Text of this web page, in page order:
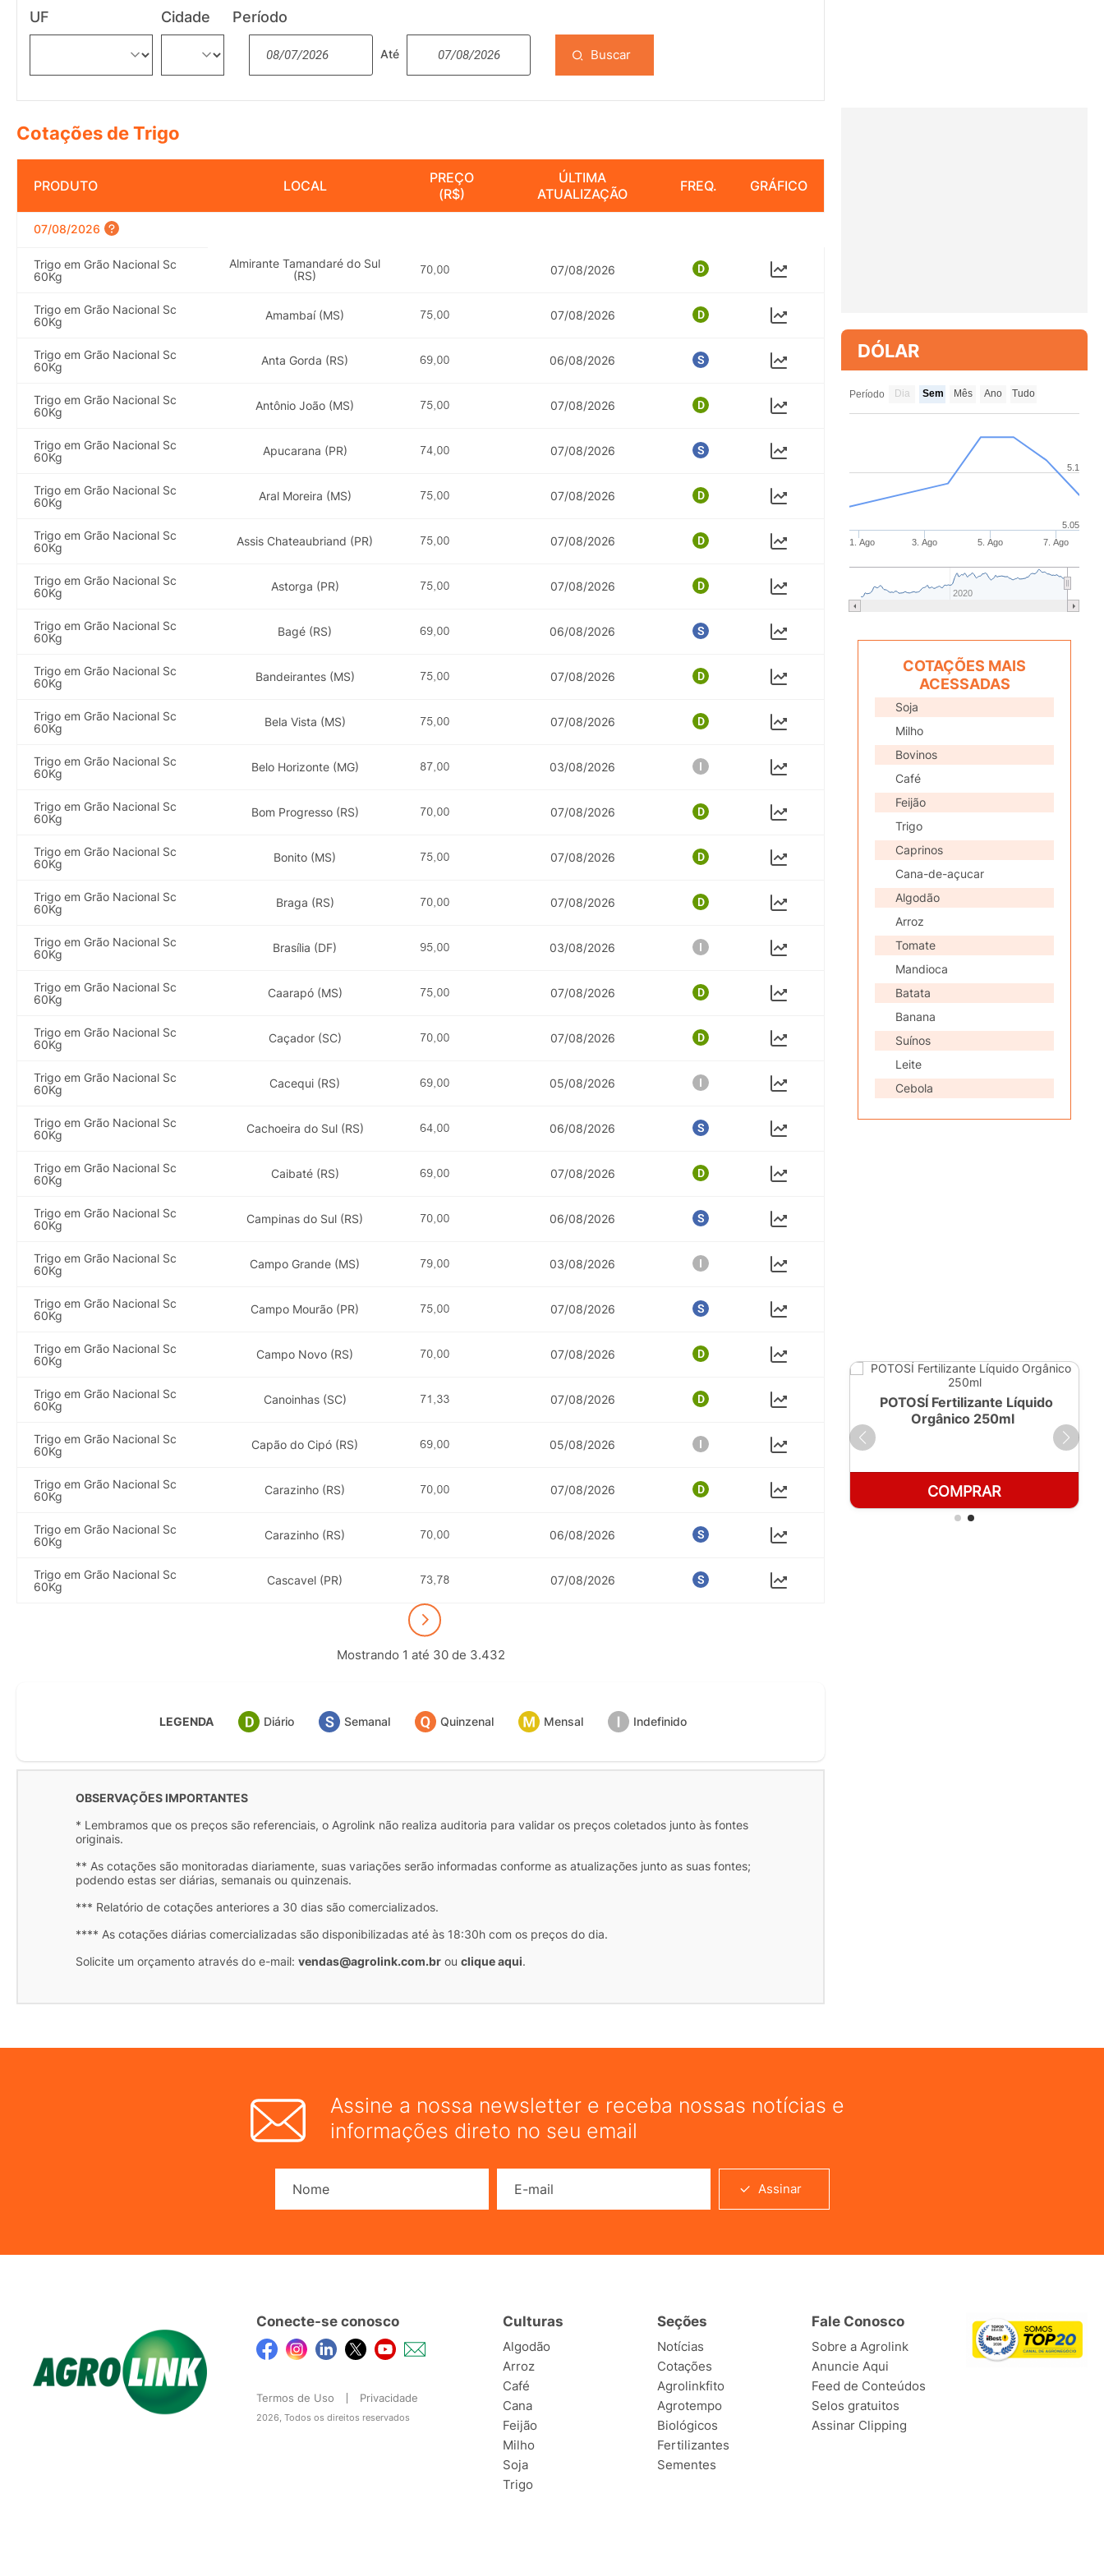
UF Cidade Período
Até Buscar
Cotações de Trigo
PRODUTO LOCAL
PREÇO
(R$)
ÚLTIMA
ATUALIZAÇÃO
FREQ. GRÁFICO
07/08/2026
Trigo em Grão Nacional Sc
60Kg
Almirante Tamandaré do Sul
(RS)
07/08/2026
Trigo em Grão Nacional Sc
60Kg
Amambaí (MS) 07/08/2026
Trigo em Grão Nacional Sc
60Kg
Anta Gorda (RS) 06/08/2026
Trigo em Grão Nacional Sc
60Kg
Antônio João (MS) 07/08/2026
Trigo em Grão Nacional Sc
60Kg
Apucarana (PR) 07/08/2026
Trigo em Grão Nacional Sc
60Kg
Aral Moreira (MS) 07/08/2026
Trigo em Grão Nacional Sc
60Kg
Assis Chateaubriand (PR) 07/08/2026
Trigo em Grão Nacional Sc
60Kg
Astorga (PR) 07/08/2026
Trigo em Grão Nacional Sc
60Kg
Bagé (RS) 06/08/2026
Trigo em Grão Nacional Sc
60Kg
Bandeirantes (MS) 07/08/2026
Trigo em Grão Nacional Sc
60Kg
Bela Vista (MS) 07/08/2026
Trigo em Grão Nacional Sc
60Kg
Belo Horizonte (MG) 03/08/2026
Trigo em Grão Nacional Sc
60Kg
Bom Progresso (RS) 07/08/2026
Trigo em Grão Nacional Sc
60Kg
Bonito (MS) 07/08/2026
Trigo em Grão Nacional Sc
60Kg
Braga (RS) 07/08/2026
Trigo em Grão Nacional Sc
60Kg
Brasília (DF) 03/08/2026
Trigo em Grão Nacional Sc
60Kg
Caarapó (MS) 07/08/2026
Trigo em Grão Nacional Sc
60Kg
Caçador (SC) 07/08/2026
Trigo em Grão Nacional Sc
60Kg
Cacequi (RS) 05/08/2026
Trigo em Grão Nacional Sc
60Kg
Cachoeira do Sul (RS) 06/08/2026
Trigo em Grão Nacional Sc
60Kg
Caibaté (RS) 07/08/2026
Trigo em Grão Nacional Sc
60Kg
Campinas do Sul (RS) 06/08/2026
Trigo em Grão Nacional Sc
60Kg
Campo Grande (MS) 03/08/2026
Trigo em Grão Nacional Sc
60Kg
Campo Mourão (PR) 07/08/2026
Trigo em Grão Nacional Sc
60Kg
Campo Novo (RS) 07/08/2026
Trigo em Grão Nacional Sc
60Kg
Canoinhas (SC) 07/08/2026
Trigo em Grão Nacional Sc
60Kg
Capão do Cipó (RS) 05/08/2026
Trigo em Grão Nacional Sc
60Kg
Carazinho (RS) 07/08/2026
Trigo em Grão Nacional Sc
60Kg
Carazinho (RS) 06/08/2026
Trigo em Grão Nacional Sc
60Kg
Cascavel (PR) 07/08/2026
Mostrando 1 até 30 de 3.432
LEGENDA Diário Semanal Quinzenal Mensal Indefinido
OBSERVAÇÕES IMPORTANTES
* Lembramos que os preços são referenciais, o Agrolink não realiza auditoria para validar os preços coletados junto às fontes
originais.
** As cotações são monitoradas diariamente, suas variações serão informadas conforme as atualizações junto as suas fontes;
podendo estas ser diárias, semanais ou quinzenais.
*** Relatório de cotações anteriores a 30 dias são comercializados.
**** As cotações diárias comercializadas são disponibilizadas até às 18:30h com os preços do dia.
Solicite um orçamento através do e-mail: vendas@agrolink.com.br ou clique aqui.
DÓLAR
Período Dia Sem Mês Ano Tudo
1. Ago 3. Ago 5. Ago 7. Ago
2020
5.05
5.1
COTAÇÕES MAIS
ACESSADAS
Soja
Milho
Bovinos
Café
Feijão
Trigo
Caprinos
Cana-de-açucar
Algodão
Arroz
Tomate
Mandioca
Batata
Banana
Suínos
Leite
Cebola
POTOSÍ Fertilizante Líquido
COMPRAR
POTOSÍ Fertilizante Líquido
Orgânico 250ml
COMPRAR
Assine a nossa newsletter e receba nossas notícias e
informações direto no seu email
Assinar
Conecte-se conosco
Termos de Uso Privacidade
2026, Todos os direitos reservados
Culturas
Algodão
Arroz
Café
Cana
Feijão
Milho
Soja
Trigo
Seções
Notícias
Cotações
Agrolinkfito
Agrotempo
Biológicos
Fertilizantes
Sementes
Fale Conosco
Sobre a Agrolink
Anuncie Aqui
Feed de Conteúdos
Selos gratuitos
Assinar Clipping